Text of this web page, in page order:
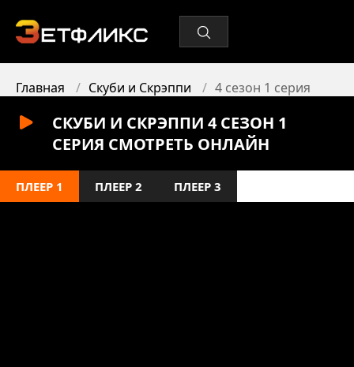
Главная Скуби и Скрэппи 4 сезон 1 серия
СКУБИ И СКРЭППИ 4 СЕЗОН 1
СЕРИЯ СМОТРЕТЬ ОНЛАЙН
ПЛЕЕР 1 ПЛЕЕР 2 ПЛЕЕР 3